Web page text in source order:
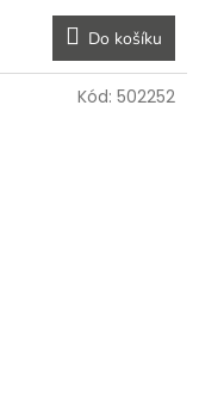
Do košíku
Kód: 502252